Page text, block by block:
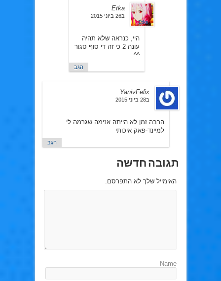
Etka
ב26 ביוני 2015
היי, כנראה שלא תהיה
עונה 2 כי זה די סוף סגור
^^
הגב
YanivFelix
ב28 ביוני 2015
הרבה זמן לא הייתה אנימה שגרמה לי
למיינד-פאק איכותי
הגב
תגובה חדשה
האימייל שלך לא התפרסם.
Name